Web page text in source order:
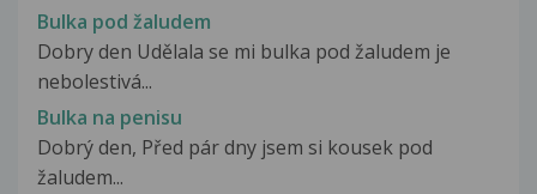
Bulka pod žaludem
Dobry den Udělala se mi bulka pod žaludem je
nebolestivá...
Bulka na penisu
Dobrý den, Před pár dny jsem si kousek pod
žaludem...